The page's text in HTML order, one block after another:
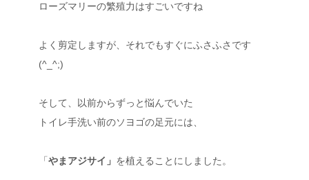
ローズマリーの繁殖力はすごいですね
よく剪定しますが、それでもすぐにふさふさです
(^_^;)
そして、以前からずっと悩んでいた
トイレ手洗い前のソヨゴの足元には、
「 やまアジサイ」 を植えることにしました。